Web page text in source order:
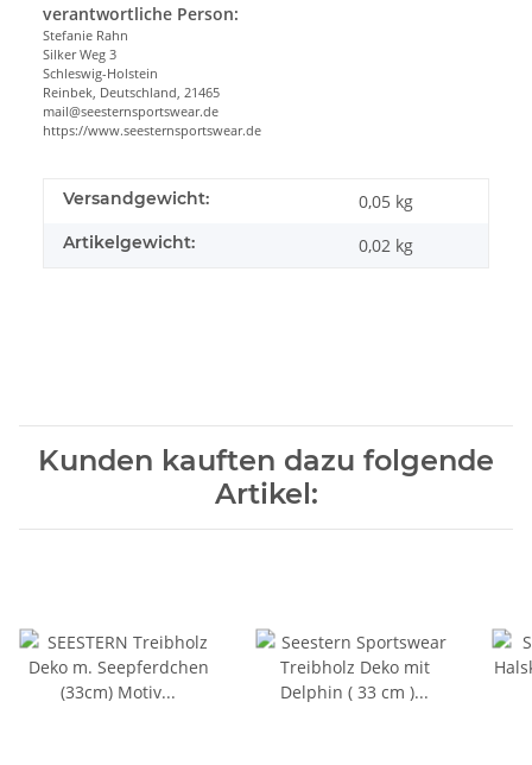
verantwortliche Person:
Stefanie Rahn
Silker Weg 3
Schleswig-Holstein
Reinbek, Deutschland, 21465
mail@seesternsportswear.de
https://www.seesternsportswear.de
Versandgewicht: 0,05 kg
Artikelgewicht: 0,02 kg
Kunden kauften dazu folgende
Artikel: